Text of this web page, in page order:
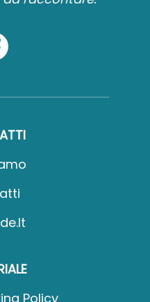
Policy